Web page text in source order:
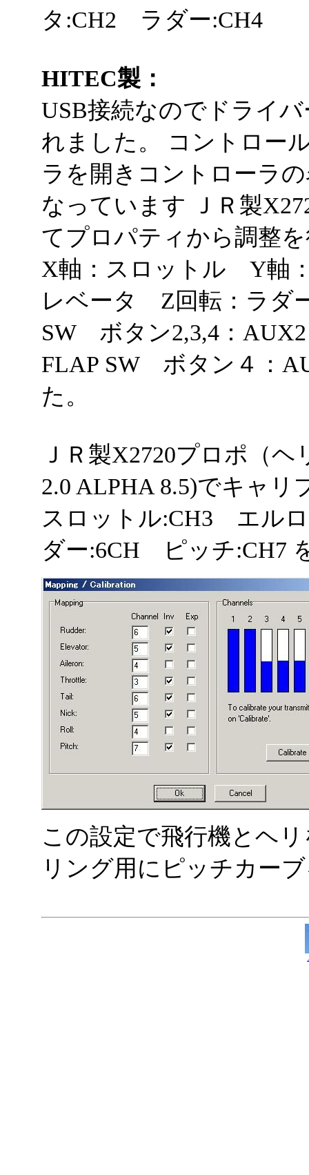
タ:CH2 ラダー:CH4
HITEC製：
USB接続なのでドライ
れました。 コントロー
ラを開きコントローラ
なっています ＪＲ製
てプロパティから調整
X軸：スロットル Y軸
レベータ Z回転：ラダ
SW ボタン2,3,4：
FLAP SW ボタン４：
た。
ＪＲ製X2720プロポ（
2.0 ALPHA 8.5)でキャ
スロットル:CH3 エル
ダー:6CH ピッチ:CH7
この設定で飛行機とヘ
リング用にピッチカー